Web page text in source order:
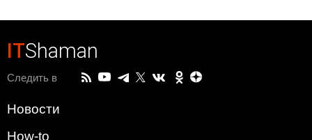
ITShaman
Следить в
Новости
How-to